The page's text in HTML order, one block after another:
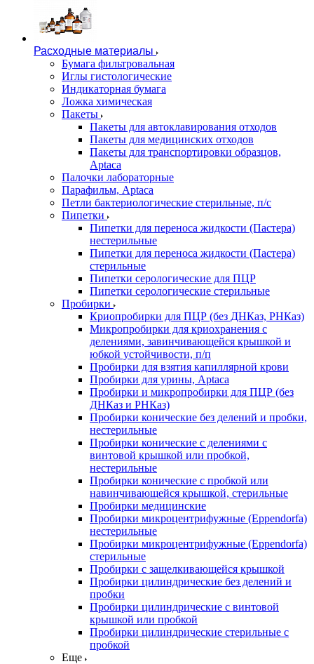
Расходные материалы
Бумага фильтровальная
Иглы гистологические
Индикаторная бумага
Ложка химическая
Пакеты
Пакеты для автоклавирования отходов
Пакеты для медицинских отходов
Пакеты для транспортировки образцов,
Aptaca
Палочки лабораторные
Парафильм, Aptaca
Петли бактериологические стерильные, п/с
Пипетки
Пипетки для переноса жидкости (Пастера)
нестерильные
Пипетки для переноса жидкости (Пастера)
стерильные
Пипетки серологические для ПЦР
Пипетки серологические стерильные
Пробирки
Криопробирки для ПЦР (без ДНКаз, РНКаз)
Микропробирки для криохранения с
делениями, завинчивающейся крышкой и
юбкой устойчивости, п/п
Пробирки для взятия капиллярной крови
Пробирки для урины, Aptaca
Пробирки и микропробирки для ПЦР (без
ДНКаз и РНКаз)
Пробирки конические без делений и пробки,
нестерильные
Пробирки конические с делениями с
винтовой крышкой или пробкой,
нестерильные
Пробирки конические с пробкой или
навинчивающейся крышкой, стерильные
Пробирки медицинские
Пробирки микроцентрифужные (Eppendorfа)
нестерильные
Пробирки микроцентрифужные (Eppendorfа)
стерильные
Пробирки с защелкивающейся крышкой
Пробирки цилиндрические без делений и
пробки
Пробирки цилиндрические с винтовой
крышкой или пробкой
Пробирки цилиндрические стерильные с
пробкой
Еще